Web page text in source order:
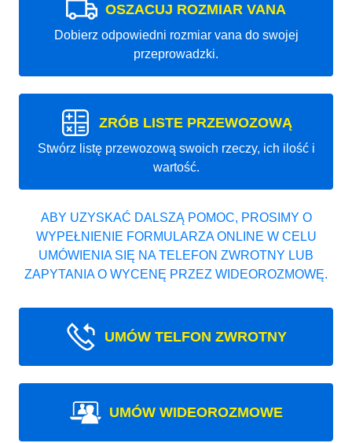
OSZACUJ ROZMIAR VANA
Dobierz odpowiedni rozmiar vana do swojej
przeprowadzki.
ZRÓB LISTE PRZEWOZOWĄ
Stwórz listę przewozową swoich rzeczy, ich ilość i
wartość.
ABY UZYSKAĆ DALSZĄ POMOC, PROSIMY O
WYPEŁNIENIE FORMULARZA ONLINE W CELU
UMÓWIENIA SIĘ NA TELEFON ZWROTNY LUB
ZAPYTANIA O WYCENĘ PRZEZ WIDEOROZMOWĘ.
UMÓW TELFON ZWROTNY
UMÓW WIDEOROZMOWE